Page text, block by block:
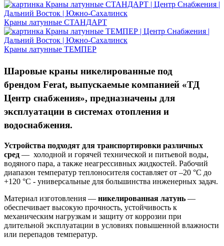
Краны латунные СТАНДАРТ
Краны латунные ТЕМПЕР
Шаровые краны никелированные под
брендом Ferat, выпускаемые компанией «ТД
Центр снабжения», предназначены для
эксплуатации в системах отопления и
водоснабжения.
Устройства подходят для транспортировки различных
сред — холодной и горячей технической и питьевой воды,
водяного пара, а также неагрессивных жидкостей. Рабочий
диапазон температур теплоносителя составляет от –20 °C до
+120 °C - универсальные для большинства инженерных задач.
Материал изготовления — никелированная латунь —
обеспечивает высокую прочность, устойчивость к
механическим нагрузкам и защиту от коррозии при
длительной эксплуатации в условиях повышенной влажности
или перепадов температур.